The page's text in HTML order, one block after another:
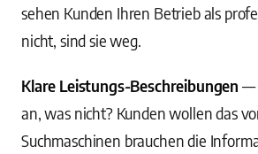
sehen Kunden Ihren Betrieb als
nicht, sind sie weg.
Klare Leistungs-Beschreibungen —
an, was nicht? Kunden wollen das
Suchmaschinen brauchen die